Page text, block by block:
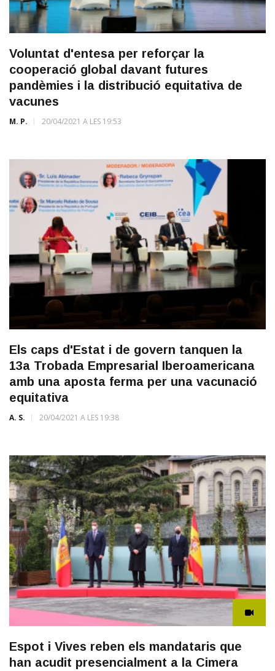
Voluntat d'entesa per reforçar la
cooperació global davant futures
pandèmies i la distribució equitativa de
vacunes
M. P. 20/04/2021 A LES 19:53
Els caps d'Estat i de govern tanquen la
13a Trobada Empresarial Iberoamericana
amb una aposta ferma per una vacunació
equitativa
A. S. 20/04/2021 A LES 19:38
Espot i Vives reben els mandataris que
han acudit presencialment a la Cimera